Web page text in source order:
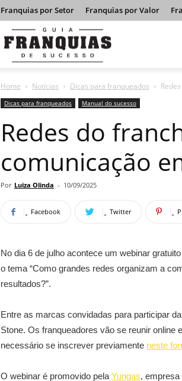
Franquias por Setor Franquias por Valor
Franquias
Home Notícias Dicas para franqueados
Dicas para franqueados Manual do sucesso
Redes do
comunicação
Por Luiza Olinda - 10/09/2025
Facebook Twitter
No dia 6 de julho acontece um webinar
o tema “Como grandes redes organizam a
resultados?”.
Entre as marcas convidadas para participar
Stone. Os franqueadores vão se reunir online
necessário se inscrever previamente neste
O webinar é promovido pela Yungas,